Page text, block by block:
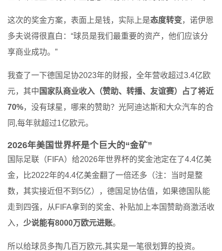
这次的奖金方案，表面上是钱，实际上是态度转变，诺伊恩
多夫说得很直白：“球员是我们最重要的资产，他们应该分
享商业成功。”
我查了一下德国足协2023年的财报，全年营收超过3.4亿欧
元，其中 国家队商业收入（赞助、转播、友谊赛）占了将近
70%，没有球星，哪来的赞助？光阿迪达斯和大众汽车的合
同,每年就超过1亿欧元。
2026年美国世界杯是个巨大的“金矿”
国际足联（FIFA）给2026年世界杯的奖金池定在了4.4亿美
金，比2022年的4.4亿美金翻了一倍还多（注：当时是整
数，其实接近但不到5亿），德国足协估值，如果德国队能
走到四强，从FIFA拿到的奖金、补贴加上本国赞助商激活收
入， 少说能有8000万欧元进账。
所以给球员多掏几百万欧元,其实是一笔很划算的投资。